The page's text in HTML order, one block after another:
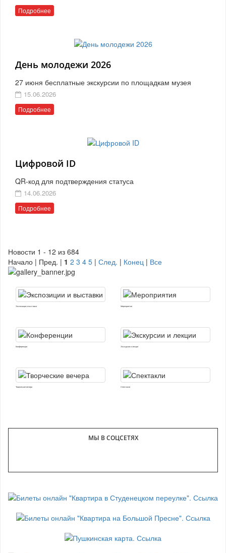
Подробнее
День молодежи 2026
27 июня бесплатные экскурсии по площадкам музея
15.06.2026
Подробнее
Цифровой ID
QR-код для подтверждения статуса
14.06.2026
Подробнее
Новости 1 - 12 из 684
Начало | Пред. | 1 2 3 4 5 | След. | Конец | Все
Экспозиции и выставки Мероприятия
Конференции Экскурсии и лекции
Творческие вечера Спектакли
МЫ В СОЦСЕТЯХ